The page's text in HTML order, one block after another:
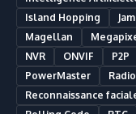
Island Hopping
Magellan
NVR
ONVIF P2P
PowerMaster
Reconnaissance